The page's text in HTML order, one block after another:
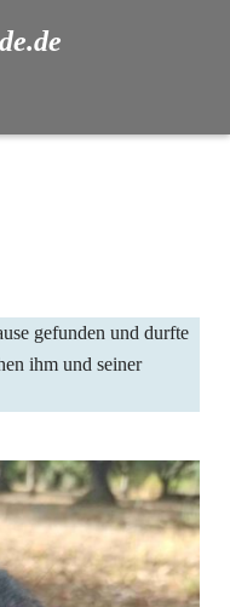
gefunden und durfte
ihm und seiner